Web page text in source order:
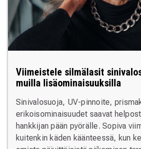
Viimeistele silmälasit
muilla lisäominaisuuksilla
Sinivalosuoja, UV-pinnoite,
erikoisominaisuudet saavat
hankkijan pään pyörälle. Sopiva
kuitenkin käden käänteessä, kun